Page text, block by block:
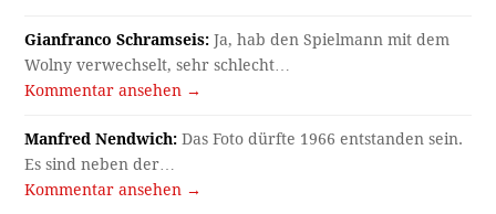
Gianfranco Schramseis: Ja, hab den Spielmann mit dem
Wolny verwechselt, sehr schlecht…
Kommentar ansehen →
Manfred Nendwich: Das Foto dürfte 1966 entstanden sein.
Es sind neben der…
Kommentar ansehen →